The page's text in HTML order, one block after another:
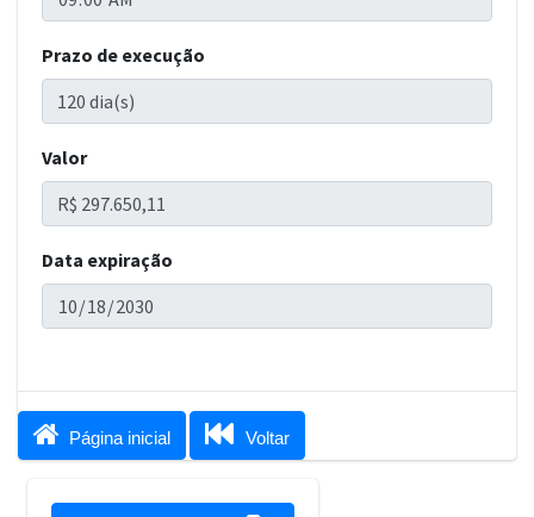
Prazo de execução
Valor
Data expiração
 Página inicial  Voltar